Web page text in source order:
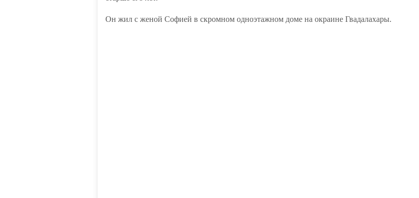
Он жил с женой Софией в скромном одноэтажном доме на окраине Гвадалахары.